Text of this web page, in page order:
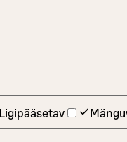
Ligipääsetav